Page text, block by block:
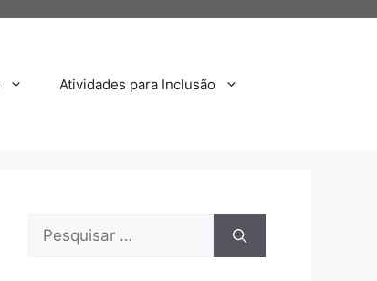
Atividades para Inclusão
Pesquisar